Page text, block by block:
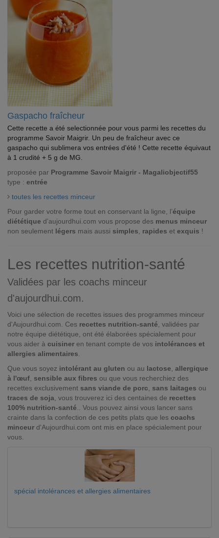
Gaspacho fraîcheur
Cette recette a été selectionnée pour vous parmi les recettes du
programme Savoir Maigrir. Un peu de fraîcheur avec ce
gaspacho qui sublimera vos entrées d'été ! Cette recette équivaut
à 1 crudité + 5 g de MG.
proposée par Programme Savoir Maigrir - Magaliobjectif55
type : entrée
toutes les recettes minceur
Pour garder votre forme tout en conservant la ligne, l’équipe
diététique d’aujourdhui.com vous propose des menus minceur
non seulement légers mais aussi simples rapides et exquis !
Les recettes nutrition-santé
Validées par les coachs minceur
d'aujourdhui.com.
Voici une sélection de recettes issues des programmes minceur
d'Aujourdhui.com. Ces recettes nutrition-santé , validées par
notre équipe diététique, ont été élaborées spécialement pour
vous aider à cuisiner en tenant compte de vos intolérances et
allergies alimentaires
Que vous soyez intolérant au gluten ou au lactose allergique
à l'œuf sensible aux fibres ou que vous recherchiez des
recettes exclusivement sans viande de porc sans laitages ou
traces de soja , vous trouverez ici des centaines de recettes
100% nutrition-santé .. Vous pouvez ainsi vous lancer sans
crainte dans la confection de ces petits plats que les coachs
minceur d'Aujourdhui.com ont mis en place spécialement pour
vous.
spécial intolérances et allergies alimentaires